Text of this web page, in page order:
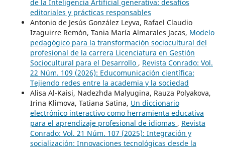
de la Inteligencia Artificial generativa: desafíos
editoriales y prácticas responsables
Antonio de Jesús González Leyva, Rafael Claudio
Izaguirre Remón, Tania María Almarales Jacas, Modelo
pedagógico para la transformación sociocultural del
profesional de la carrera Licenciatura en Gestión
Sociocultural para el Desarrollo , Revista Conrado: Vol.
22 Núm. 109 (2026): Educomunicación científica:
Tejiendo redes entre la academia y la sociedad
Alisa Al-Kaisi, Nadezhda Malyugina, Rauza Polyakova,
Irina Klimova, Tatiana Satina, Un diccionario
electrónico interactivo como herramienta educativa
para el aprendizaje profesional de idiomas , Revista
Conrado: Vol. 21 Núm. 107 (2025): Integración y
socialización: Innovaciones tecnológicas desde la